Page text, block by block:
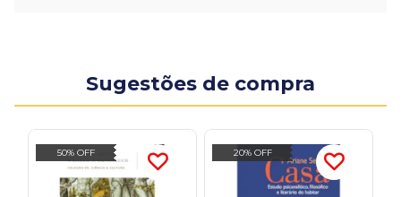
Sugestões de compra
50% OFF 20% OFF